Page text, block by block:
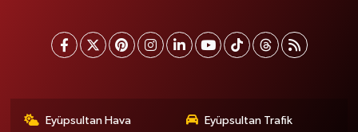
Eyüpsultan Hava Eyüpsultan Trafik